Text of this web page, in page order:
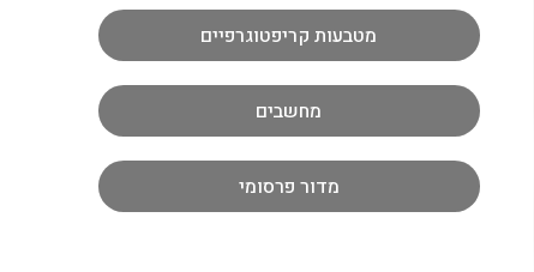
מטבעות קריפטוגרפיים
מחשבים
מדור פרסומי